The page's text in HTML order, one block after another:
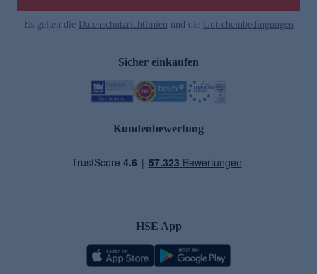
Es gelten die Datenschutzrichtlinien und die Gutscheinbedingungen
Sicher einkaufen
Kundenbewertung
HSE App